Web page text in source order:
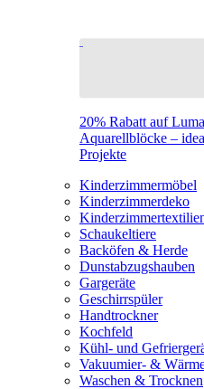
20% Rabatt auf
Aquarellblöcke –
Projekte
Kinderzimmermöbel
Kinderzimmerdeko
Schaukeltiere
Backöfen & Herde
Dunstabzugshauben
Gargeräte
Geschirrspüler
Handtrockner
Kochfeld
Kühl- und
Vakuumier- &
Waschen & Trocknen